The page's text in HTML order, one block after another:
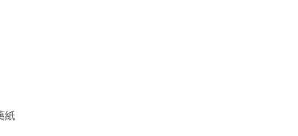
紙